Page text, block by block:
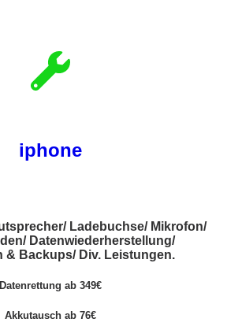
iphone
Ladebuchse/ Mikrofon/
Datenwiederherstellung/
& Backups/ Div. Leistungen.
Datenrettung ab 349€
Akkutausch ab 76€